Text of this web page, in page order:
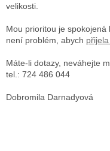
velikosti.
Mou prioritou je spokojená
není problém, abych
Máte-li dotazy, neváhejte
tel.: 724 486 044
Dobromila Darnadyová